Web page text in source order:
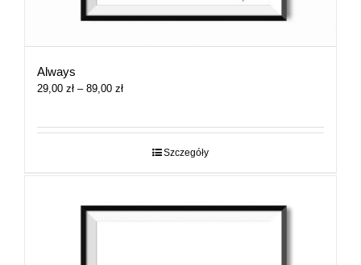
Always
29,00 zł – 89,00 złZakres
29,00 zł
Szczegóły